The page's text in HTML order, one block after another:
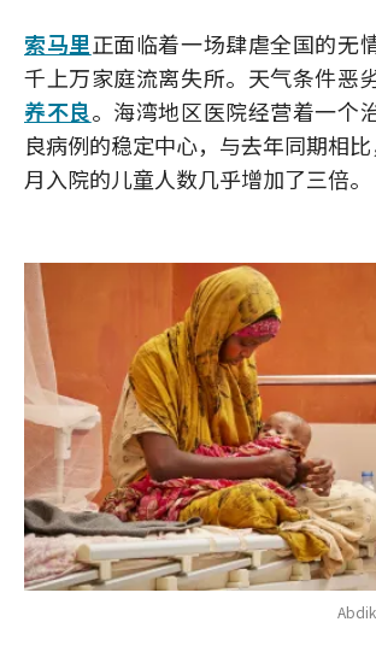
索马里正面临着一场肆虐全国的无
千上万家庭流离失所。天气条件恶劣
养不良。海湾地区医院经营着一个
良病例的稳定中心，与去年同期相
月入院的儿童人数几乎增加了三倍。